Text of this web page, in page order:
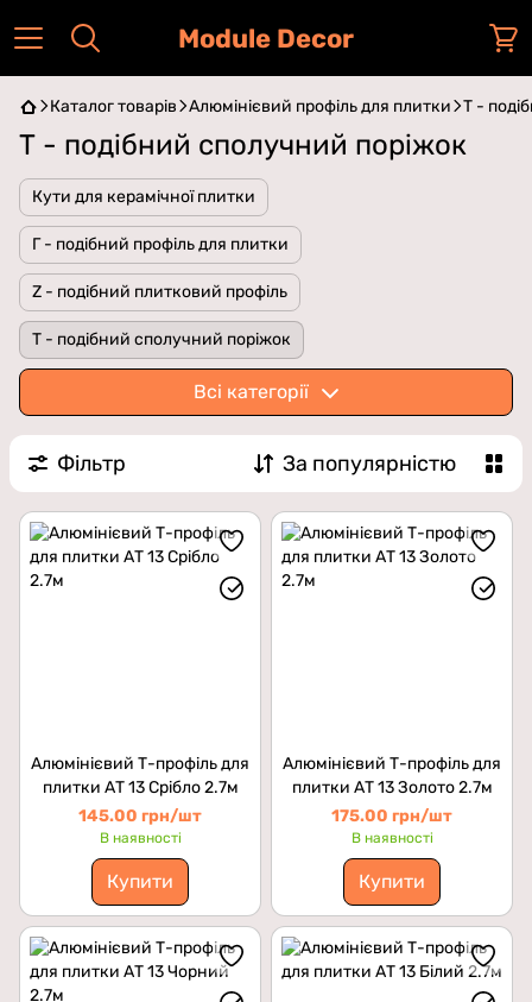
Module Decor
Каталог товарів Алюмінієвий профіль для плитки Т -
Т - подібний сполучний поріжок
Кути для керамічної плитки
Г - подібний профіль для плитки
Z - подібний плитковий профіль
Т - подібний сполучний поріжок
Алюмінієвий квадратний П-подібний профіль
Алюмінієвий капельник
Всі категорії
Фільтр За популярністю
Алюмінієвий Т-профіль для
плитки АТ 13 Срібло 2.7м
145.00 грн/шт
В наявності
Купити
Алюмінієвий Т-профіль для
плитки АТ 13 Золото 2.7м
175.00 грн/шт
В наявності
Купити